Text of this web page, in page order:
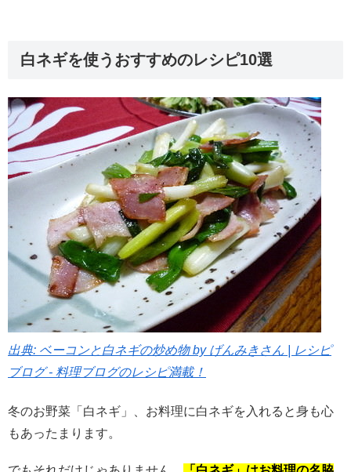
白ネギを使うおすすめのレシピ10選
出典: ベーコンと白ネギの炒め物 by げんみきさん | レシピ
ブログ - 料理ブログのレシピ満載！
冬のお野菜「白ネギ」、お料理に白ネギを入れると身も心
もあったまります。